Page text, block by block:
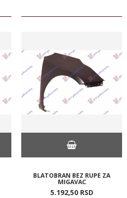
BLATOBRAN BEZ RUPE ZA
MIGAVAC
5.192,50 RSD